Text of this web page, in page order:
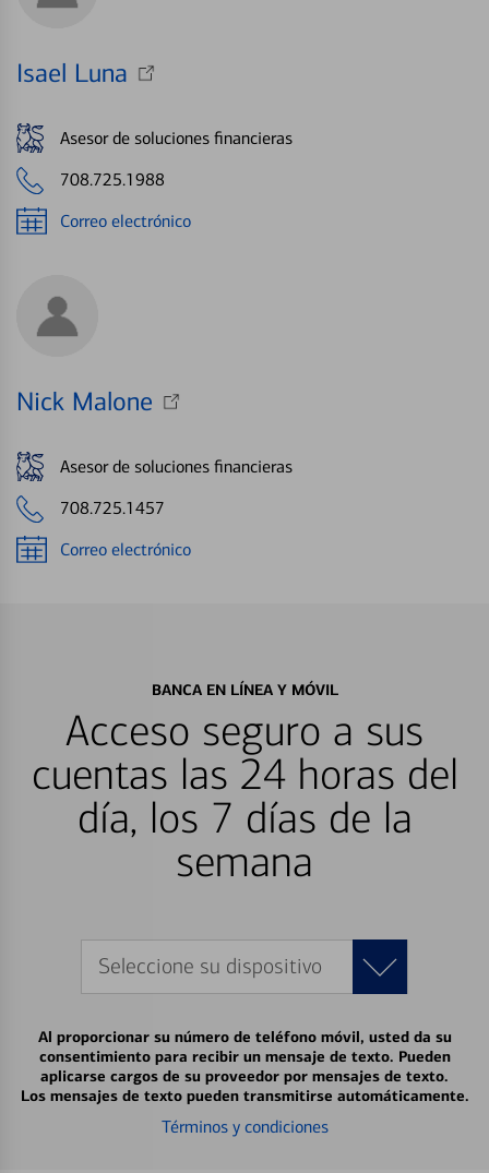
Isael Luna
Asesor de soluciones financieras
708.725.1988
Correo electrónico
Nick Malone
Asesor de soluciones financieras
708.725.1457
Correo electrónico
BANCA EN LÍNEA Y MÓVIL
Acceso seguro a sus
cuentas las 24 horas del
día, los 7 días de la
semana
Seleccione su dispositivo
Al proporcionar su número de teléfono móvil, usted da su
consentimiento para recibir un mensaje de texto. Pueden
aplicarse cargos de su proveedor por mensajes de texto.
Los mensajes de texto pueden transmitirse automáticamente.
Términos y condiciones